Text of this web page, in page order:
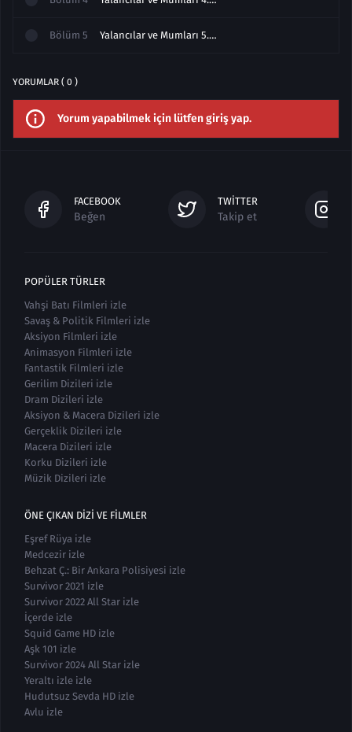
Bölüm 5 Yalancılar ve Mumları 5.Bölüm izle Final Full
YORUMLAR ( 0 )
Yorum yapabilmek için lütfen giriş yap.
FACEBOOK
Beğen
TWITTER
Takip et
POPÜLER TÜRLER
Vahşi Batı Filmleri izle
Savaş & Politik Filmleri izle
Aksiyon Filmleri izle
Animasyon Filmleri izle
Fantastik Filmleri izle
Gerilim Dizileri izle
Dram Dizileri izle
Aksiyon & Macera Dizileri izle
Gerçeklik Dizileri izle
Macera Dizileri izle
Korku Dizileri izle
Müzik Dizileri izle
ÖNE ÇIKAN DIZI VE FILMLER
Eşref Rüya izle
Medcezir izle
Behzat Ç.: Bir Ankara Polisiyesi izle
Survivor 2021 izle
Survivor 2022 All Star izle
İçerde izle
Squid Game HD izle
Aşk 101 izle
Survivor 2024 All Star izle
Yeraltı izle izle
Hudutsuz Sevda HD izle
Avlu izle